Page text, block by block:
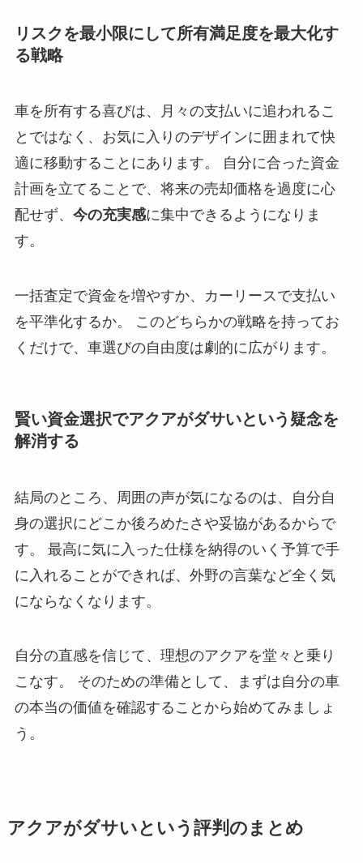
リスクを最小限にして所有満足度を最大化す
る戦略
車を所有する喜びは、月々の支払いに追われるこ
とではなく、お気に入りのデザインに囲まれて快
適に移動することにあります。 自分に合った資金
計画を立てることで、将来の売却価格を過度に心
配せず、 今の充実感に集中できるようになりま
す。
一括査定で資金を増やすか、カーリースで支払い
を平準化するか。 このどちらかの戦略を持ってお
くだけで、車選びの自由度は劇的に広がります。
賢い資金選択でアクアがダサいという疑念を
解消する
結局のところ、周囲の声が気になるのは、自分自
身の選択にどこか後ろめたさや妥協があるからで
す。 最高に気に入った仕様を納得のいく予算で手
に入れることができれば、外野の言葉など全く気
にならなくなります。
自分の直感を信じて、理想のアクアを堂々と乗り
こなす。 そのための準備として、まずは自分の車
の本当の価値を確認することから始めてみましょ
う。
アクアがダサいという評判のまとめ